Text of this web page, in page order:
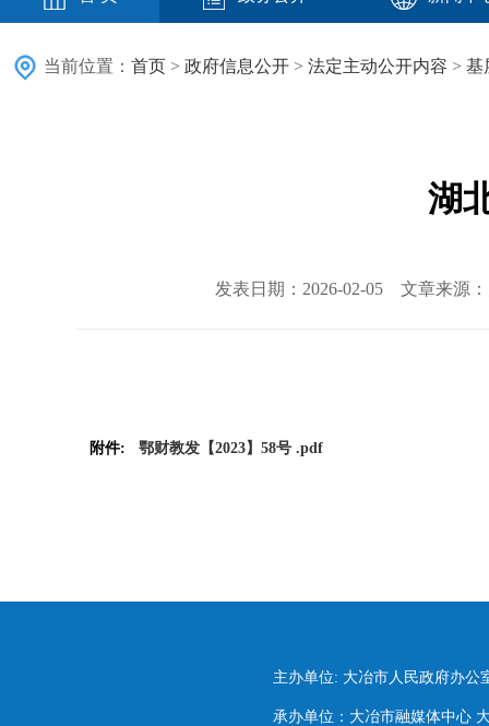
当前位置： 首页 > 政府信息公开 > 法定主动公开内容 > 基
湖
发表日期：2026-02-05 文章来源
附件: 鄂财教发【2023】58号 .pdf
主办单位: 大冶市人民政府办公
承办单位：大冶市融媒体中心